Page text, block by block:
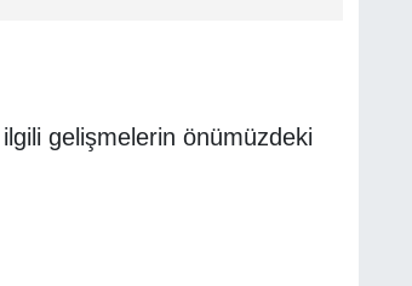
gelişmelerin önümüzdeki